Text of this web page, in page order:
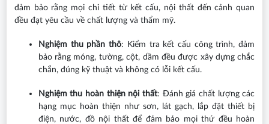
đảm bảo rằng mọi chi tiết từ kết cấu, nội thất đến cảnh quan
đều đạt yêu cầu về chất lượng và thẩm mỹ.
Nghiệm thu phần thô: Kiểm tra kết cấu công trình, đảm
bảo rằng móng, tường, cột, dầm đều được xây dựng chắc
chắn, đúng kỹ thuật và không có lỗi kết cấu.
Nghiệm thu hoàn thiện nội thất: Đánh giá chất lượng các
hạng mục hoàn thiện như sơn, lát gạch, lắp đặt thiết bị
điện, nước, đồ nội thất để đảm bảo mọi thứ đều hoàn